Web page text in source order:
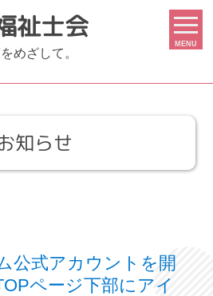
祉士会
めざして。
MENU
知らせ
公式アカウントを開
ページ下部にアイ